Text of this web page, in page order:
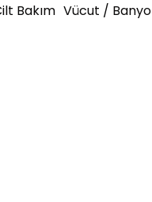
Bakım Vücut / Banyo